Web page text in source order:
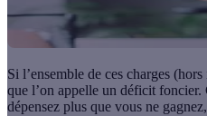
Si l’ensemble de ces charges
que l’on appelle un déficit
dépensez plus que vous ne